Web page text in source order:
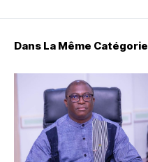
Dans La Même Catégorie